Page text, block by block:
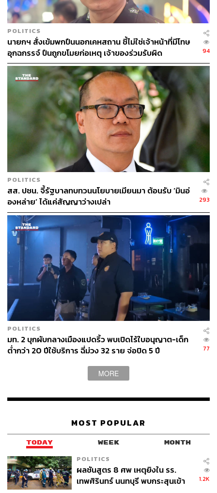
POLITICS
นายกฯ สั่งเข้มพกปืนนอกเคหสถาน ชี้ไม่ใช่เจ้าหน้าที่มีโทษ
อุกฉกรรจ์ ปืนถูกขโมยก่อเหตุ เจ้าของร่วมรับผิด
94
POLITICS
สส. ปชน. จี้รัฐบาลทบทวนนโยบายเมียนมา ต้อนรับ ‘มินอ่
องหล่าย’ ได้แค่สัญญาว่างเปล่า
293
POLITICS
มท. 2 บุกผับกลางเมืองแปดริ้ว พบเปิดไร้ใบอนุญาต-เด็ก
ต่ำกว่า 20 ปีใช้บริการ ฉี่ม่วง 32 ราย จ่อปิด 5 ปี
77
MORE
MOST POPULAR
TODAY WEEK MONTH
POLITICS
ผลชันสูตร 8 ศพ เหตุยิงใน รร.
เทพศิรินทร์ นนทบุรี พบกระสุนเข้า
1.2K